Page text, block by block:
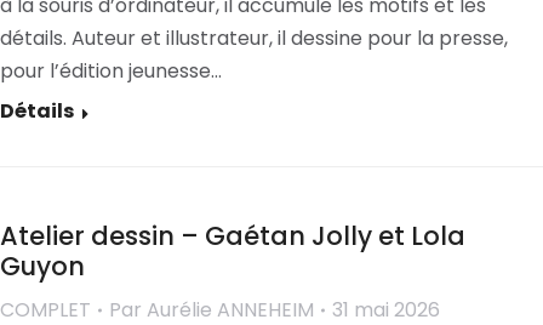
détails. Auteur et illustrateur, il dessine pour la presse,
pour l’édition jeunesse…
Détails
Atelier dessin – Gaétan Jolly et Lola
Guyon
COMPLET Par Aurélie ANNEHEIM
31 mai 2026